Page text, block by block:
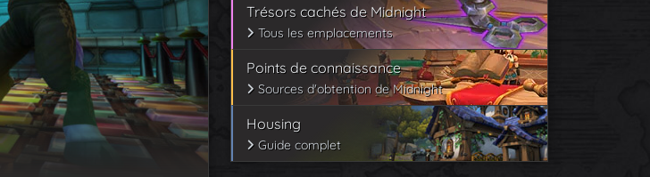
Trésors cachés de Midnight
Tous les emplacements
Points de connaissance
Sources d'obtention de Midnight
Housing
Guide complet